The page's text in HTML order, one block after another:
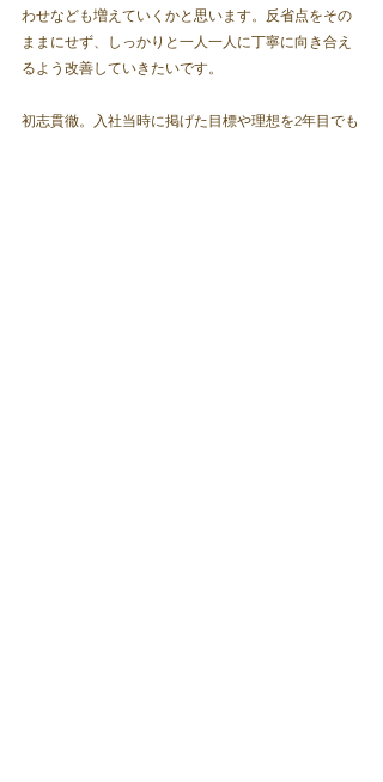
わせなども増えていくかと思います。反省点をその
ままにせず、しっかりと一人一人に丁寧に向き合え
るよう改善していきたいです。
初志貫徹。入社当時に掲げた目標や理想を2年目でも